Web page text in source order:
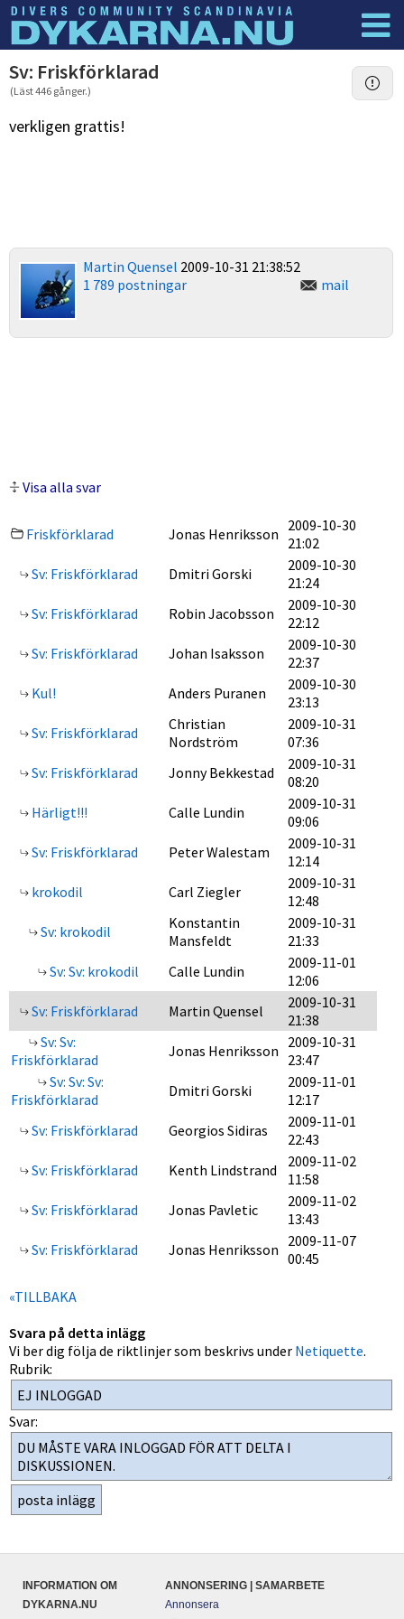
Dyknyheter Logga in
Sv: Friskförklarad
(Läst 446 gånger.)
verkligen grattis!
Martin Quensel 2009-10-31 21:38:52
1 789 postningar
mail
Visa alla svar
Friskförklarad Jonas Henriksson 2009-10-30
21:02
Sv: Friskförklarad
Dmitri Gorski
2009-10-30
21:24
Sv: Friskförklarad
Robin Jacobsson
2009-10-30
22:12
Sv: Friskförklarad
Johan Isaksson
2009-10-30
22:37
Kul!
Anders Puranen
2009-10-30
23:13
Sv: Friskförklarad
Christian
Nordström
2009-10-31
07:36
Sv: Friskförklarad
Jonny Bekkestad
2009-10-31
08:20
Härligt!!!
Calle Lundin
2009-10-31
09:06
Sv: Friskförklarad
Peter Walestam
2009-10-31
12:14
krokodil
Carl Ziegler
2009-10-31
12:48
Sv: krokodil
Konstantin
Mansfeldt
2009-10-31
21:33
Sv: Sv: krokodil
Calle Lundin
2009-11-01
12:06
Sv: Friskförklarad
Martin Quensel
2009-10-31
21:38
Sv: Sv:
Friskförklarad
Jonas Henriksson 2009-10-31
23:47
Sv: Sv: Sv:
Friskförklarad
Dmitri Gorski
2009-11-01
12:17
Sv: Friskförklarad
Georgios Sidiras
2009-11-01
22:43
Sv: Friskförklarad
Kenth Lindstrand
2009-11-02
11:58
Sv: Friskförklarad
Jonas Pavletic
2009-11-02
13:43
Sv: Friskförklarad
Jonas Henriksson 2009-11-07
00:45
«TILLBAKA
Svara på detta inlägg
Vi ber dig följa de riktlinjer som beskrivs under Netiquette.
Rubrik:
Svar:
INFORMATION OM
DYKARNA.NU
ANNONSERING | SAMARBETE
Annonsera